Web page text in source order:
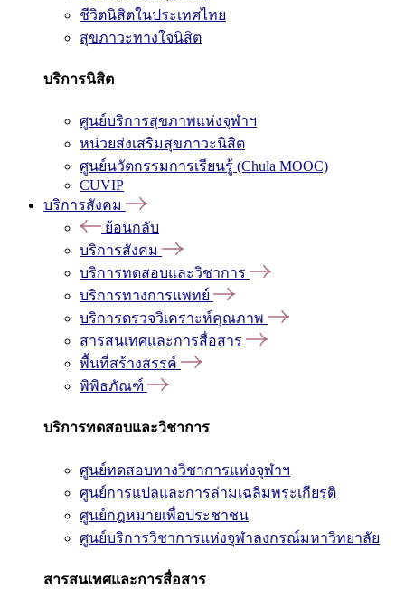
ชีวิตนิสิตในประเทศไทย
สุขภาวะทางใจนิสิต
บริการนิสิต
ศูนย์บริการสุขภาพแห่งจุฬาฯ
หน่วยส่งเสริมสุขภาวะนิสิต
ศูนย์นวัตกรรมการเรียนรู้ (Chula MOOC)
CUVIP
บริการสังคม
ย้อนกลับ
บริการสังคม
บริการทดสอบและวิชาการ
บริการทางการแพทย์
บริการตรวจวิเคราะห์คุณภาพ
สารสนเทศและการสื่อสาร
พื้นที่สร้างสรรค์
พิพิธภัณฑ์
บริการทดสอบและวิชาการ
ศูนย์ทดสอบทางวิชาการแห่งจุฬาฯ
ศูนย์การแปลและการล่ามเฉลิมพระเกียรติ
ศูนย์กฎหมายเพื่อประชาชน
ศูนย์บริการวิชาการแห่งจุฬาลงกรณ์มหาวิทยาลัย
สารสนเทศและการสื่อสาร